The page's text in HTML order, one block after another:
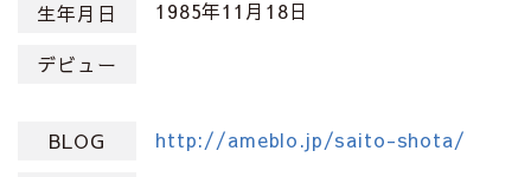
生年月日 1985年11月18日
デビュー
BLOG http://ameblo.jp/saito-shota/